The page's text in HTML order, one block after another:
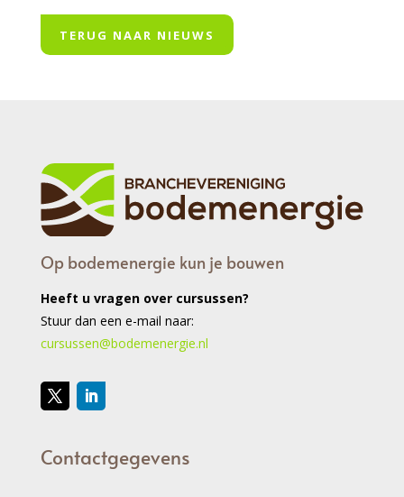
TERUG NAAR NIEUWS
Op bodemenergie kun je bouwen
Heeft u vragen over cursussen?
Stuur dan een e-mail naar:
cursussen@bodemenergie.nl
Contactgegevens